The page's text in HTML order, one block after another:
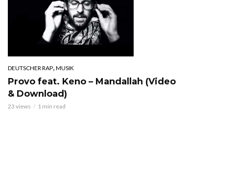
DEUTSCHER RAP MUSIK
Provo feat. Keno – Mandallah (Video
& Download)
23 views 1 min read